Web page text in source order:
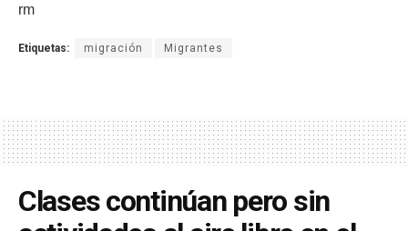
rm
Etiquetas: migración Migrantes
Clases continúan pero sin